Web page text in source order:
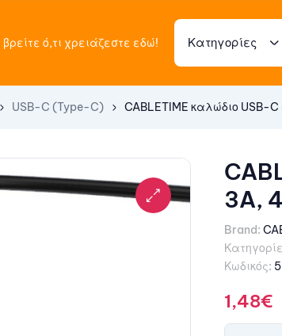
ό,τι χρειάζεστε εδώ! Κατηγορίες
USB-C (Type-C) CABLETIME καλώδιο USB-
3A,
Brand:
Κωδικός:
1,48€